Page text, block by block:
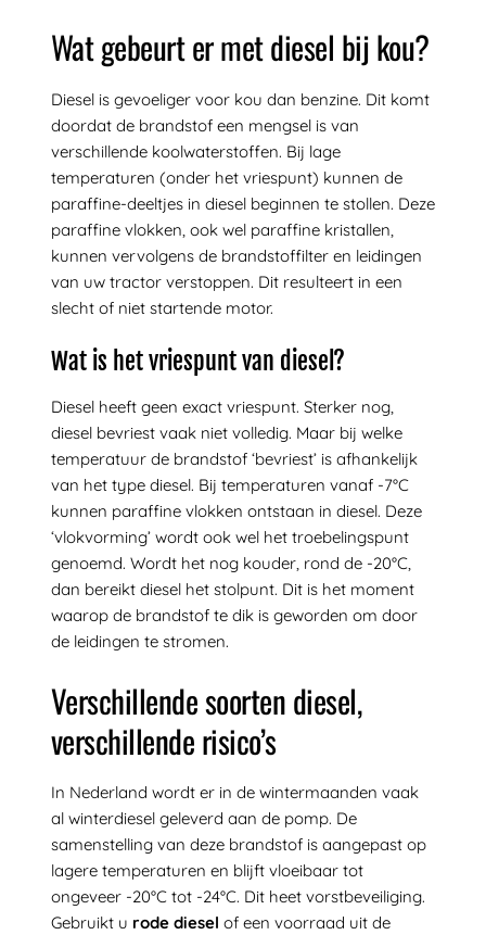
Wat gebeurt er met diesel bij kou?
Diesel is gevoeliger voor kou dan benzine. Dit komt
doordat de brandstof een mengsel is van
verschillende koolwaterstoffen. Bij lage
temperaturen (onder het vriespunt) kunnen de
paraffine-deeltjes in diesel beginnen te stollen. Deze
paraffine vlokken, ook wel paraffine kristallen,
kunnen vervolgens de brandstoffilter en leidingen
van uw tractor verstoppen. Dit resulteert in een
slecht of niet startende motor.
Wat is het vriespunt van diesel?
Diesel heeft geen exact vriespunt. Sterker nog,
diesel bevriest vaak niet volledig. Maar bij welke
temperatuur de brandstof ‘bevriest’ is afhankelijk
van het type diesel. Bij temperaturen vanaf -7°C
kunnen paraffine vlokken ontstaan in diesel. Deze
‘vlokvorming’ wordt ook wel het troebelingspunt
genoemd. Wordt het nog kouder, rond de -20°C,
dan bereikt diesel het stolpunt. Dit is het moment
waarop de brandstof te dik is geworden om door
de leidingen te stromen.
Verschillende soorten diesel,
verschillende risico’s
In Nederland wordt er in de wintermaanden vaak
al winterdiesel geleverd aan de pomp. De
samenstelling van deze brandstof is aangepast op
lagere temperaturen en blijft vloeibaar tot
ongeveer -20°C tot -24°C. Dit heet vorstbeveiliging.
Gebruikt u rode diesel of een voorraad uit de